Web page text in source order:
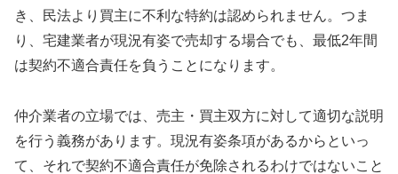
き、民法より買主に不利な特約は認められません。つま
り、宅建業者が現況有姿で売却する場合でも、最低2年間
は契約不適合責任を負うことになります。
仲介業者の立場では、売主・買主双方に対して適切な説明
を行う義務があります。現況有姿条項があるからといっ
て、それで契約不適合責任が免除されるわけではないこと